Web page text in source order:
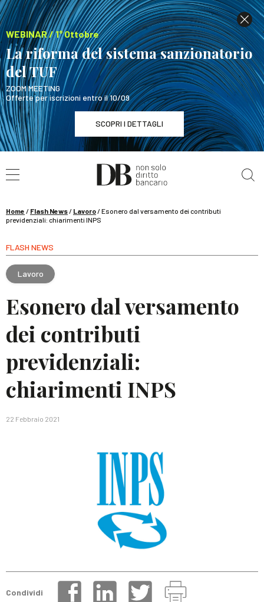
WEBINAR / 1° Ottobre
La riforma del sistema sanzionatorio
del TUF
ZOOM MEETING
Offerte per iscrizioni entro il 10/09
SCOPRI I DETTAGLI
WEBINAR / 1° Ottobre
La riforma del sistema sanzionatorio del TUF
Home / Flash News/ Lavoro/Esonero dal versamento dei contributi
previdenziali: chiarimenti INPS
FLASH NEWS
Lavoro
Esonero dal versamento
dei contributi
previdenziali:
chiarimenti INPS
22 Febbraio 2021
Condividi